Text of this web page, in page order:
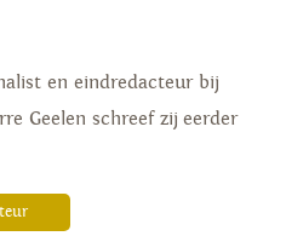
en eindredacteur bij
Geelen schreef zij eerder